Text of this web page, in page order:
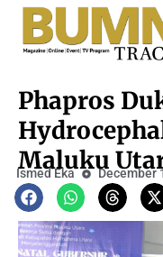
Phapros
Maluku
Ismed Eka December